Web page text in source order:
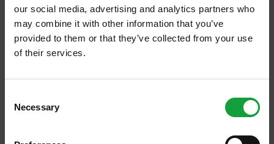
our social media, advertising and analytics partners who
may combine it with other information that you’ve
provided to them or that they’ve collected from your use
of their services.
Selection
Necessary
ISCRIVITI ALLA NEWSLETTER
Resta aggiornato su tutte le ultime novita nel campo